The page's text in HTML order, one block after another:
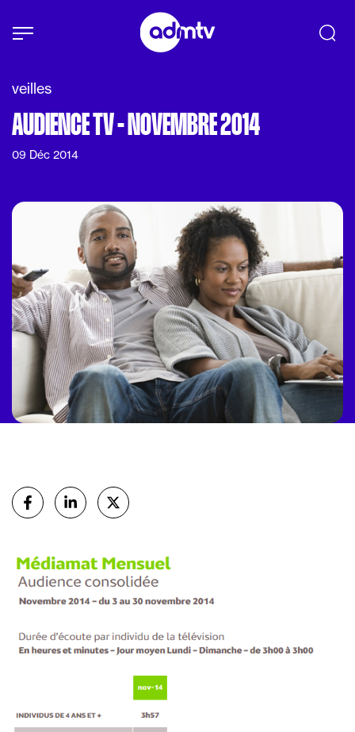
Aller au contenu principal
veilles
AUDIENCE TV - NOVEMBRE 2014
09 Déc 2014
Partager
sur Facebook
sur Linkedinsur X (Twitter)
Panneau de gestion des cookies